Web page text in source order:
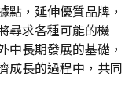
點，延伸優質品牌，
尋求各種可能的機
中長期發展的基礎，
成長的過程中，共同